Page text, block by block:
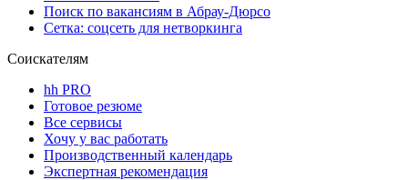
Поиск по вакансиям в Абрау-Дюрсо
Сетка: соцсеть для нетворкинга
Соискателям
hh PRO
Готовое резюме
Все сервисы
Хочу у вас работать
Производственный календарь
Экспертная рекомендация